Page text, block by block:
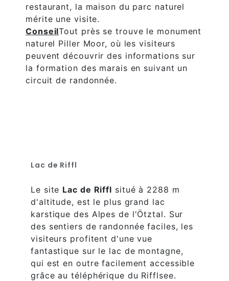
restaurant, la maison du parc naturel
mérite une visite.
ConseilTout près se trouve le monument
naturel Piller Moor, où les visiteurs
peuvent découvrir des informations sur
la formation des marais en suivant un
circuit de randonnée.
Lac de Riffl
Le site Lac de Riffl situé à 2288 m
d'altitude, est le plus grand lac
karstique des Alpes de l'Ötztal. Sur
des sentiers de randonnée faciles, les
visiteurs profitent d'une vue
fantastique sur le lac de montagne,
qui est en outre facilement accessible
grâce au téléphérique du Rifflsee.